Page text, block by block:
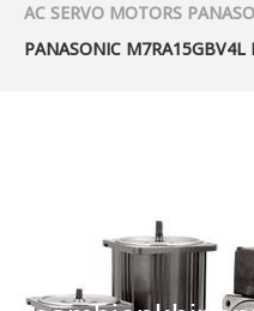
AC SERVO MOTORS
PANASONIC M7RA15GBV4L